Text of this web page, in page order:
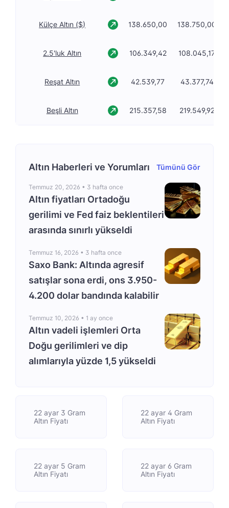
Külçe Altın ($) 138.650,00 138.750,00
2.5'luk Altın 106.349,42 108.045,17
Reşat Altın 42.539,77 43.377,74
Beşli Altın 215.357,58 219.549,92
Altın Haberleri ve Yorumları Tümünü Gör
Temmuz 20, 2026 • 3 hafta once
Altın fiyatları Ortadoğu
gerilimi ve Fed faiz beklentileri
arasında sınırlı yükseldi
Temmuz 16, 2026 • 3 hafta once
Saxo Bank: Altında agresif
satışlar sona erdi, ons 3.950-
4.200 dolar bandında kalabilir
Temmuz 10, 2026 • 1 ay once
Altın vadeli işlemleri Orta
Doğu gerilimleri ve dip
alımlarıyla yüzde 1,5 yükseldi
22 ayar 3 Gram
Altın Fiyatı
22 ayar 4 Gram
Altın Fiyatı
22 ayar 5 Gram
Altın Fiyatı
22 ayar 6 Gram
Altın Fiyatı